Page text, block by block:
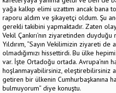
yağa kalkıp elimi uzattım ancak bana
raporu aldım ve şikayetçi oldum. Şu
gerekli takibini yapmaktadır. Zaten
Vekil Çankırı’nın ziyaretinden
Yıldırım, “Sayın Vekilimizin ziyareti de
olmadığımızı hissettirdi. Bu ülke
var. İşte Ortadoğu ortada. Avrupa’nın
hoşlanmayabilirsiniz, eleştirebilirsiniz
getiren bir ülkenin Cumhurbaşkanına
bulmuyorum” diye konuştu.